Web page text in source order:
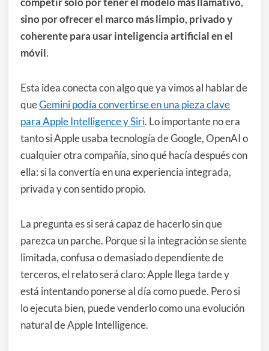
sino por ofrecer el marco más limpio, privado y
coherente para usar inteligencia artificial en el
móvil.
Esta idea conecta con algo que ya vimos al hablar de
queGemini podía convertirse en una pieza clave
para Apple Intelligence y Siri. Lo importante no era
tanto si Apple usaba tecnología de Google, OpenAI o
cualquier otra compañía, sino qué hacía después con
ella: si la convertía en una experiencia integrada,
privada y con sentido propio.
La pregunta es si será capaz de hacerlo sin que
parezca un parche. Porque si la integración se siente
limitada, confusa o demasiado dependiente de
terceros, el relato será claro: Apple llega tarde y
está intentando ponerse al día como puede. Pero si
lo ejecuta bien, puede venderlo como una evolución
natural de Apple Intelligence.